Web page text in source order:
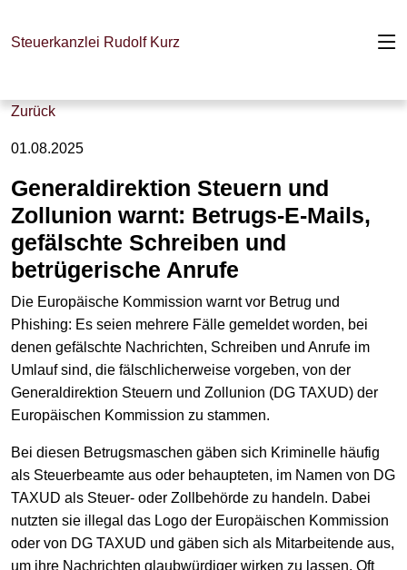
Steuerkanzlei Rudolf Kurz
Zurück
01.08.2025
Generaldirektion Steuern und
Zollunion warnt: Betrugs-E-Mails,
gefälschte Schreiben und
betrügerische Anrufe
Die Europäische Kommission warnt vor Betrug und
Phishing: Es seien mehrere Fälle gemeldet worden, bei
denen gefälschte Nachrichten, Schreiben und Anrufe im
Umlauf sind, die fälschlicherweise vorgeben, von der
Generaldirektion Steuern und Zollunion (DG TAXUD) der
Europäischen Kommission zu stammen.
Bei diesen Betrugsmaschen gäben sich Kriminelle häufig
als Steuerbeamte aus oder behaupteten, im Namen von DG
TAXUD als Steuer- oder Zollbehörde zu handeln. Dabei
nutzten sie illegal das Logo der Europäischen Kommission
oder von DG TAXUD und gäben sich als Mitarbeitende aus,
um ihre Nachrichten glaubwürdiger wirken zu lassen. Oft